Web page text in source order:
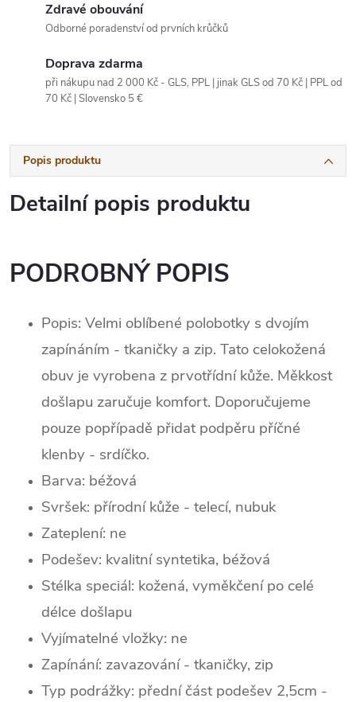
Zdravé obouvání
Odborné poradenství od prvních krůčků
Doprava zdarma
při nákupu nad 2 000 Kč - GLS, PPL | jinak GLS od 70 Kč | PPL od
70 Kč | Slovensko 5 €
Popis produktu
Detailní popis produktu
PODROBNÝ POPIS
Popis: Velmi oblíbené polobotky s dvojím
zapínáním - tkaničky a zip. Tato celokožená
obuv je vyrobena z prvotřídní kůže. Měkkost
došlapu zaručuje komfort. Doporučujeme
pouze popřípadě přidat podpěru příčné
klenby - srdíčko.
Barva: béžová
Svršek: přírodní kůže - telecí, nubuk
Zateplení: ne
Podešev: kvalitní syntetika, béžová
Stélka speciál: kožená, vyměkčení po celé
délce došlapu
Vyjímatelné vložky: ne
Zapínání: zavazování - tkaničky, zip
Typ podrážky: přední část podešev 2,5cm -